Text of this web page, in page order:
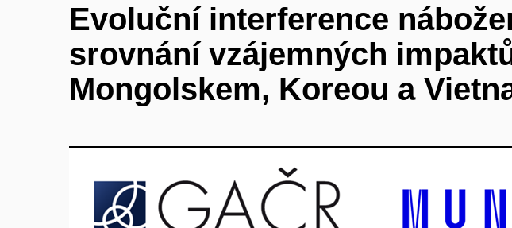
Evoluční interference
srovnání vzájemných
Mongolskem, Koreou a